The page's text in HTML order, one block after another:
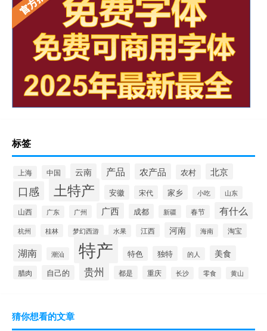
标签
上海 中国 云南 产品 农产品 农村 北京
口感 土特产 安徽 宋代 家乡 小吃 山东
山西 广东 广州 广西 成都 新疆 春节 有什么
杭州 桂林 梦幻西游 水果 江西 河南 海南 淘宝
湖南 潮汕 特产 特色 独特 的人 美食
腊肉 自己的 贵州 都是 重庆 长沙 零食 黄山
猜你想看的文章